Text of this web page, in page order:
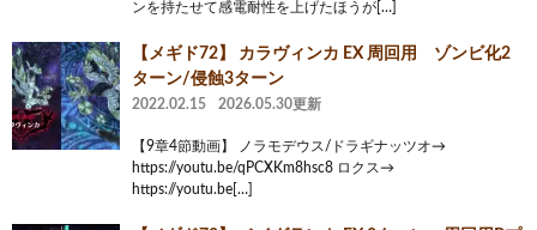
ンを持たせて感電耐性を上げたほうが[…]
【メギド72】 カラヴィンカ EX 周回用 ゾンビ化2
ターン/侵蝕3ターン
2022.02.15 2026.05.30更新
【9章4節動画】 ノラモデウス/ドラギナッツオ→
https://youtu.be/qPCXKm8hsc8 ロクス→
https://youtu.be[…]